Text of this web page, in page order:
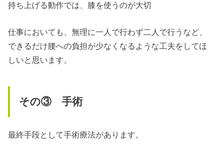
持ち上げる動作では、膝を使うのが大切
仕事においても、無理に一人で行わず二人で行うなど、
できるだけ腰への負担が少なくなるような工夫をしてほ
しいと思います。
その③ 手術
最終手段として手術療法があります。